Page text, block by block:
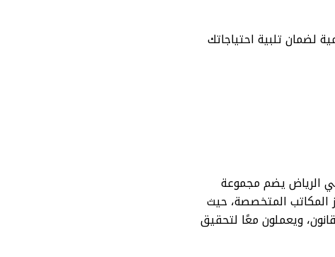
لضمان تلبية احتياجاتك
في الرياض يضم مجموعة
المكاتب المتخصصة، حيث
ويعملون معًا لتحقيق